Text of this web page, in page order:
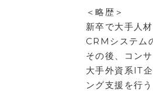
＜略歴＞
新卒で大手人
CRMシステム
その後、コン
大手外資系IT
ング支援を行う